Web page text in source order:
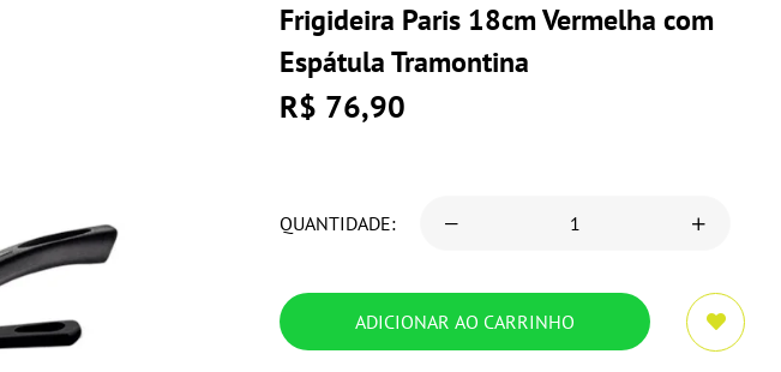
Frigideira Paris 18cm Vermelha com
Espátula Tramontina
R$ 76,90
QUANTIDADE: